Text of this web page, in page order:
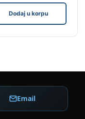
Dodaj u korpu
Email